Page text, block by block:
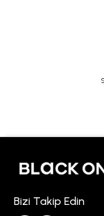
Bizi Takip Edin